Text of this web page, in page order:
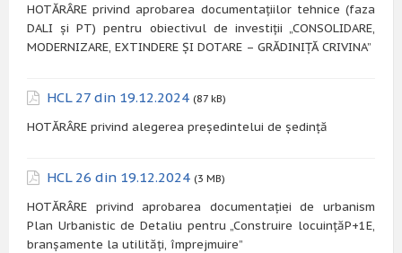
HOTĂRÂRE privind aprobarea documentațiilor tehnice (faza
DALI și PT) pentru obiectivul de investiții „CONSOLIDARE,
MODERNIZARE, EXTINDERE ȘI DOTARE – GRĂDINIȚĂ CRIVINA”
HCL 27 din 19.12.2024 (87 kB)
HOTĂRÂRE privind alegerea președintelui de ședință
HCL 26 din 19.12.2024 (3 MB)
HOTĂRÂRE privind aprobarea documentației de urbanism
Plan Urbanistic de Detaliu pentru „Construire locuințăP+1E,
branșamente la utilități, împrejmuire”